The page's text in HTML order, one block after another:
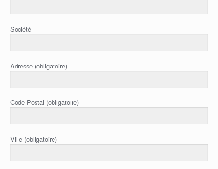
Société
Adresse (obligatoire)
Code Postal (obligatoire)
Ville (obligatoire)